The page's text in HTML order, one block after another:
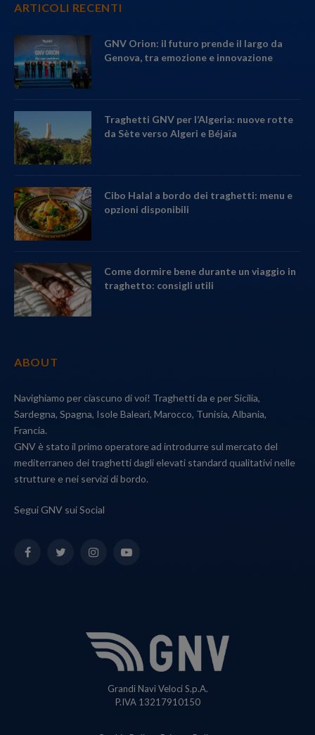
ARTICOLI RECENTI
GNV Orion: il futuro prende il largo da
Genova, tra emozione e innovazione
Traghetti GNV per l’Algeria: nuove rotte
da Sète verso Algeri e Béjaïa
Cibo Halal a bordo dei traghetti: menu e
opzioni disponibili
Come dormire bene durante un viaggio in
traghetto: consigli utili
ABOUT
Navighiamo per ciascuno di voi! Traghetti da e per Sicilia,
Sardegna, Spagna, Isole Baleari, Marocco, Tunisia, Albania,
Francia.
GNV è stato il primo operatore ad introdurre sul mercato del
mediterraneo dei traghetti dagli elevati standard qualitativi nelle
strutture e nei servizi di bordo.
Segui GNV sui Social
FacebookTwitterInstagramYouTube
Grandi Navi Veloci S.p.A.
P.IVA 13217910150